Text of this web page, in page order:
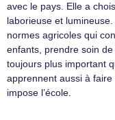
avec le pays. Elle a
laborieuse et
normes agricoles qui
enfants, prendre soin
toujours plus important
apprennent aussi à
impose l’école.